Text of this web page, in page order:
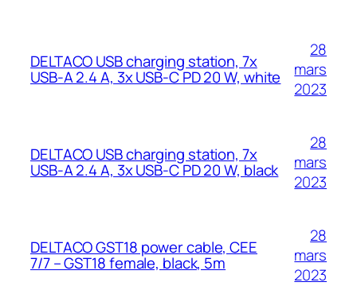
DELTACO USB charging station, 7x
USB-A 2.4 A, 3x USB-C PD 20 W, white
28
mars
2023
DELTACO USB charging station, 7x
USB-A 2.4 A, 3x USB-C PD 20 W, black
28
mars
2023
DELTACO GST18 power cable, CEE
7/7 – GST18 female, black, 5m
28
mars
2023